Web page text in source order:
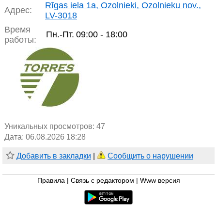
Адрес:
Rīgas iela 1a, Ozolnieki, Ozolnieku nov.,
LV-3018
Время
работы:
Пн.-Пт. 09:00 - 18:00
Уникальных просмотров: 47
Дата: 06.08.2026 18:28
Добавить в закладки Сообщить о нарушении
Правила Связь с редактором Www версия